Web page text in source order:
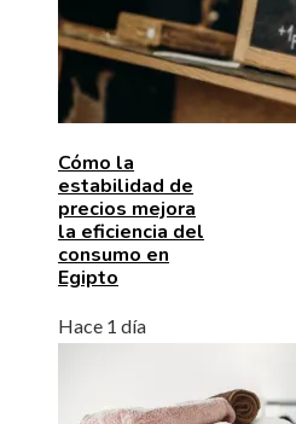
Cómo la
estabilidad de
precios mejora
la eficiencia del
consumo en
Egipto
Hace 1 día